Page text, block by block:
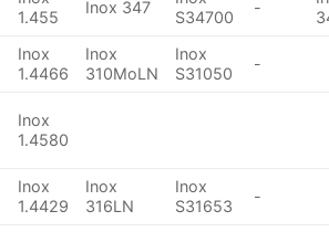
1.455
Inox 347
S34700
-
Inox
1.4466
Inox
310MoLN
Inox
S31050
-
Inox
1.4580
Inox
1.4429
Inox
316LN
Inox
S31653
-